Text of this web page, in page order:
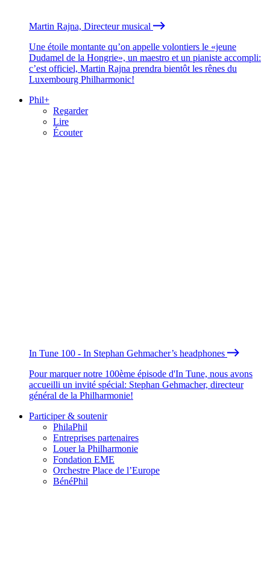
Martin Rajna, Directeur musical
Une étoile montante qu’on appelle volontiers le «jeune
Dudamel de la Hongrie», un maestro et un pianiste accompli:
c’est officiel, Martin Rajna prendra bientôt les rênes du
Luxembourg Philharmonic!
Phil+
Regarder
Lire
Écouter
In Tune 100 - In Stephan Gehmacher’s headphones
Pour marquer notre 100ème épisode d'In Tune, nous avons
accueilli un invité spécial: Stephan Gehmacher, directeur
général de la Philharmonie!
Participer & soutenir
PhilaPhil
Entreprises partenaires
Louer la Philharmonie
Fondation EME
Orchestre Place de l’Europe
BénéPhil